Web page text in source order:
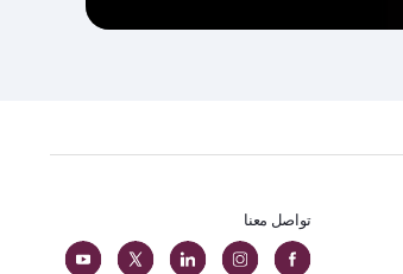
تواصل معنا